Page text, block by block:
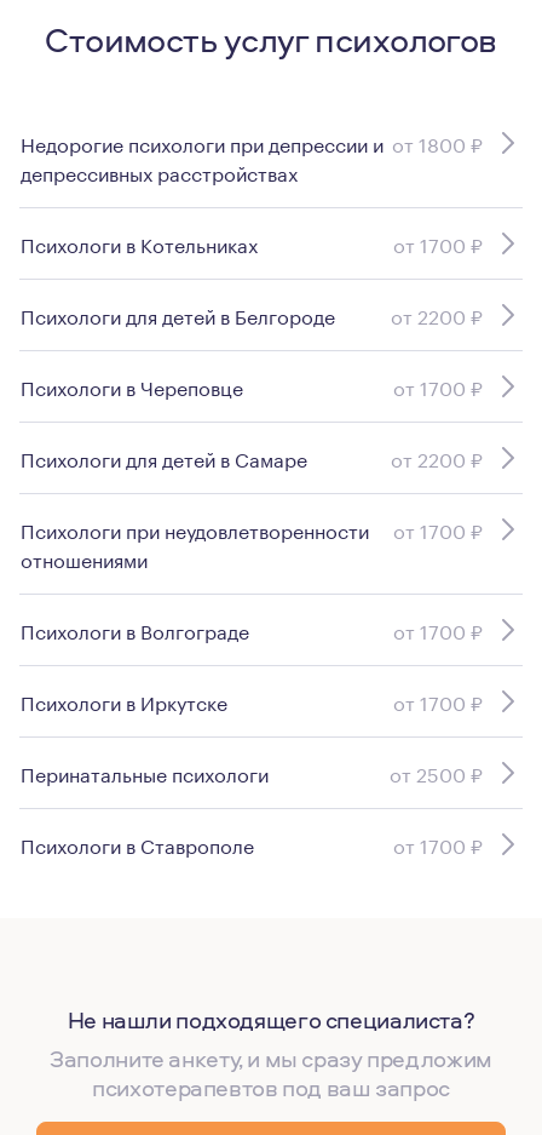
Стоимость услуг психологов
Недорогие психологи при депрессии и
депрессивных расстройствах
от 1800 ₽
Психологи в Котельниках от 1700 ₽
Психологи для детей в Белгороде от 2200 ₽
Психологи в Череповце от 1700 ₽
Психологи для детей в Самаре от 2200 ₽
Психологи при неудовлетворенности
отношениями
от 1700 ₽
Психологи в Волгограде от 1700 ₽
Психологи в Иркутске от 1700 ₽
Перинатальные психологи от 2500 ₽
Психологи в Ставрополе от 1700 ₽
Не нашли подходящего специалиста?
Заполните анкету, и мы сразу предложим
психотерапевтов под ваш запрос